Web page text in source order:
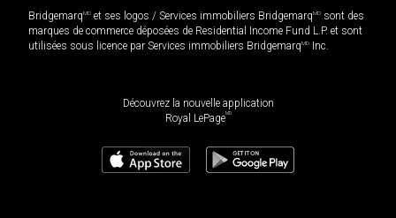
BridgemarqMD et ses logos / Services immobiliers BridgemarqMD sont des
marques de commerce déposées de Residential Income Fund L.P. et sont
utilisées sous licence par Services immobiliers BridgemarqMD Inc.
Découvrez la nouvelle application
Royal LePageMD